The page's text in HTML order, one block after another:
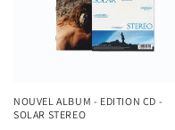
NOUVEL ALBUM - EDITION CD -
SOLAR STEREO